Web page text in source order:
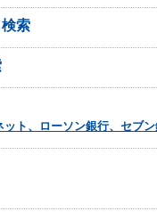
索
ト、ローソン銀行、セブン